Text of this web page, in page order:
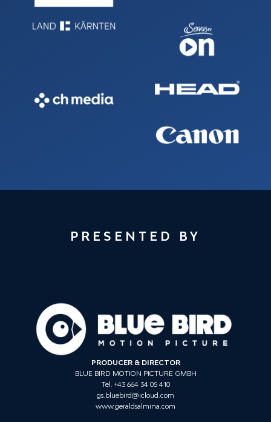
PRESENTED BY
PRODUCER & DIRECTOR
BLUE BIRD MOTION PICTURE GMBH
Tel. +43 664 34 05 410
gs.bluebird@icloud.com
www.geraldsalmina.com